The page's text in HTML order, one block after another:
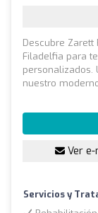
Descubre Zarett
Filadelfia para
personalizados.
nuestro
Ver
Servicios y